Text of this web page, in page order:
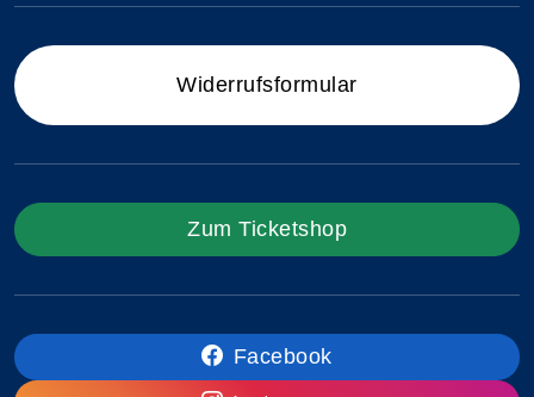
Widerrufsformular
Zum Ticketshop
Facebook